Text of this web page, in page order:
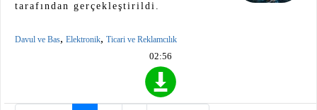
tarafından gerçekleştirildi.
Davul ve Bas, Elektronik, Ticari ve Reklamcılık
02:56